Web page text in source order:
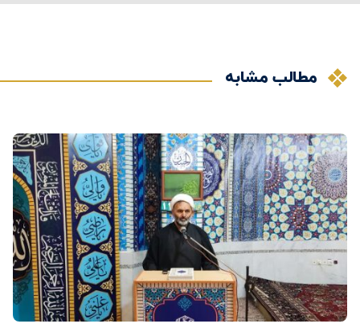
مطالب مشابه